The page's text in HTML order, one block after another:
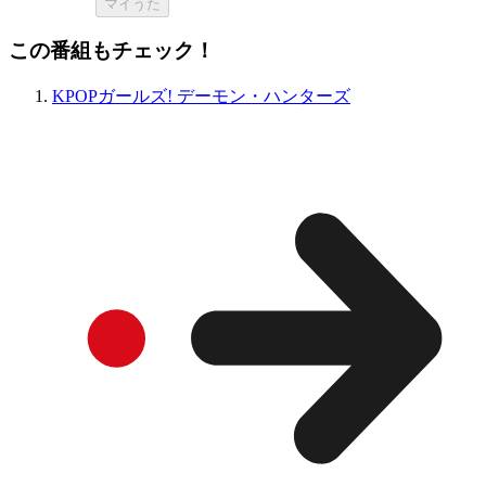
マイうた
この番組もチェック！
KPOPガールズ! デーモン・ハンターズ